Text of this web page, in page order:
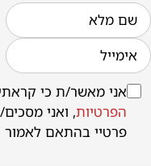
אני מאשר/ת כי
הפרטיות, ואני
פרטיי בהתאם לאמור